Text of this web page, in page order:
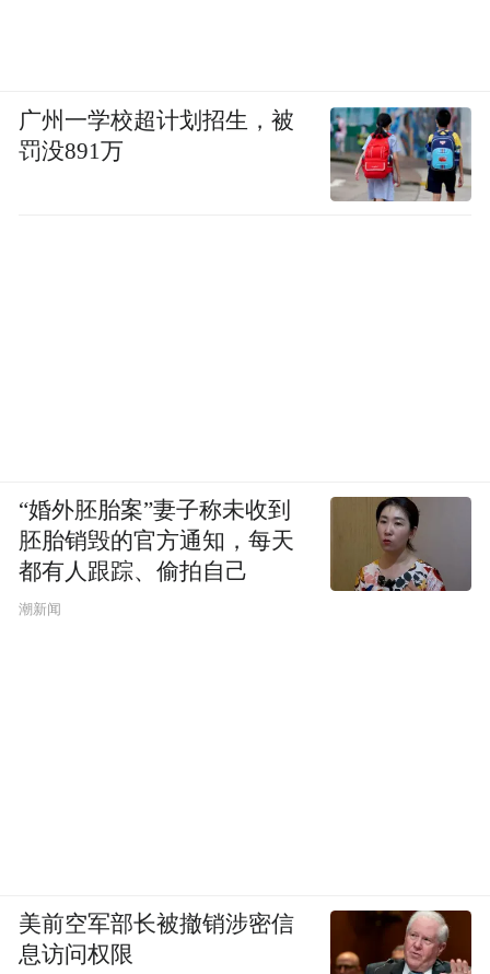
广州一学校超计划招生，被
罚没891万
“婚外胚胎案”妻子称未收到
胚胎销毁的官方通知，每天
都有人跟踪、偷拍自己
潮新闻
美前空军部长被撤销涉密信
息访问权限